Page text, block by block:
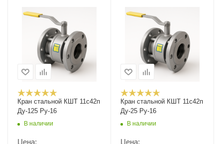
Кран стальной КШТ 11с42п
Ду-125 Ру-16
В наличии
Цена:
Кран стальной КШТ 11с42п
Ду-25 Ру-16
В наличии
Цена: